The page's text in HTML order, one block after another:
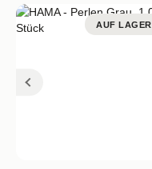
AUF LAGER